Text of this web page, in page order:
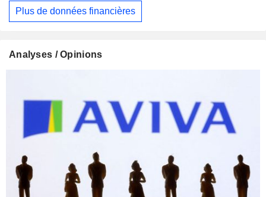
Plus de données financières
Analyses / Opinions